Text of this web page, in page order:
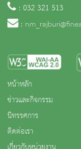
: 032 321 513
:
หน้าหลัก
ข่าวและกิจกรรม
นิทรรศการ
ติดต่อเรา